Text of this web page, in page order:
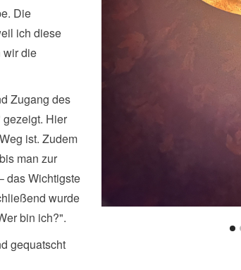
Die
ich diese
wir die
Zugang des
Hier
ist. Zudem
man zur
das Wichtigste
wurde
bin ich?".
gequatscht